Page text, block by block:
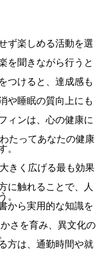
ず楽しめる活動を選
を聞きながら行うと
つけると、達成感も
や睡眠の質向上にも
ィンは、心の健康に
たってあなたの健康
。
きく広げる最も効果
に触れることで、人
。
から実用的な知識を
さを育み、異文化の
方は、通勤時間や就